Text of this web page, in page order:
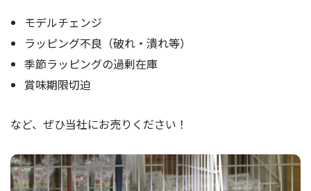
モデルチェンジ
ラッピング不良（破れ・潰れ等）
季節ラッピングの過剰在庫
賞味期限切迫
など、ぜひ当社にお売りください！